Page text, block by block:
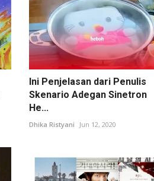
Ini Penjelasan dari Penulis
Skenario Adegan Sinetron
He...
Dhika Ristyani Jun 12, 2020